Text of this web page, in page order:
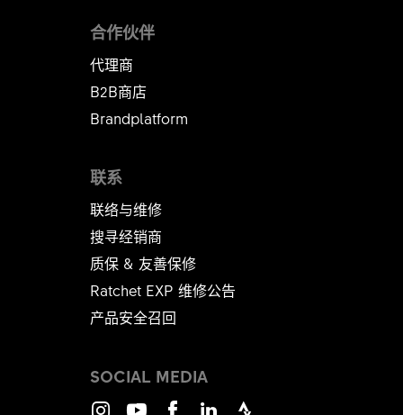
联系
联络与维修
搜寻经销商
质保 & 友善保修
Ratchet EXP 维修公告​​​​​​​
产品安全召回
合作伙伴
代理商
B2B商店
Brandplatform
SOCIAL MEDIA